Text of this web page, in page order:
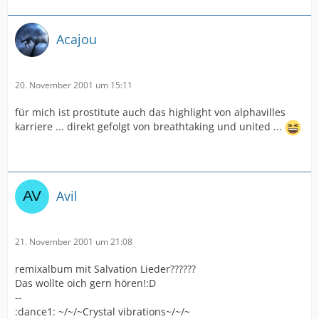
Acajou
20. November 2001 um 15:11
für mich ist prostitute auch das highlight von alphavilles
karriere ... direkt gefolgt von breathtaking und united ...
Avil
21. November 2001 um 21:08
remixalbum mit Salvation Lieder??????
Das wollte oich gern hören!:D
--
:dance1: ~/~/~Crystal vibrations~/~/~